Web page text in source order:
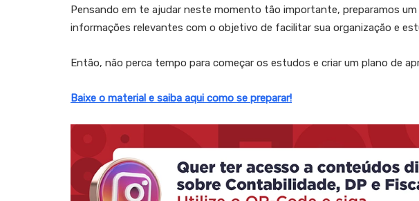
Pensando em te ajudar neste momento tão importante, preparamos um
informações relevantes com o objetivo de facilitar sua organização e
Então, não perca tempo para começar os estudos e criar um plano de
Baixe o material e saiba aqui como se preparar!